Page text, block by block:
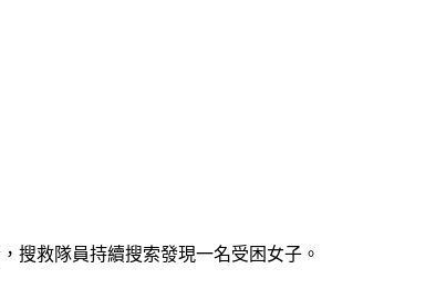
搜救隊員持續搜索發現一名受困女子。